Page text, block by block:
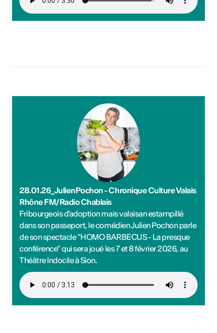
28.01.26_JulienPochon - Chronique Culture Valais
Rhône FM/Radio Chablais
Fribourgeois d'adoption mais valaisan estampillé
dans son passeport, le comédien Julien Pochon parle
de son spectacle "HOMO BARBECUS - La presque
conférence" qui sera joué les 7 et 8 février 2026, au
Théâtre Indocile à Sion.